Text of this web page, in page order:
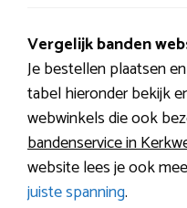
Vergelijk banden
Je bestellen plaatsen
tabel hieronder bekijk
webwinkels die ook
bandenservice in
website lees je ook
juiste spanning.